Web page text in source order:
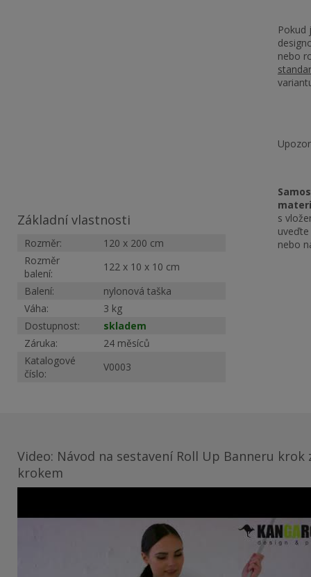
Základní vlastnosti
Rozměr:
120 x 200 cm
Rozměr
balení:
122 x 10 x 10 cm
Balení:
nylonová taška
Váha:
3 kg
Dostupnost:
skladem
Záruka:
24 měsíců
Katalogové
číslo:
V0003
Pokud
nebo
s
nebo
Video: Návod na sestavení Roll Up Banneru krok
krokem